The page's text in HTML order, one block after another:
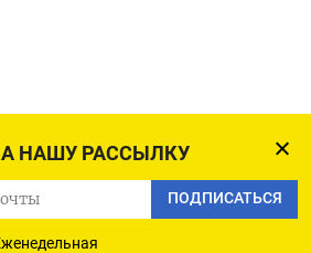
НАШУ РАССЫЛКУ
ПОДПИСАТЬСЯ